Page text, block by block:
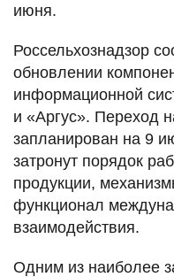
июня.
Россельхознадзор
обновлении
информационной
и «Аргус». Переход
запланирован на 9
затронут порядок
продукции,
функционал
взаимодействия.
Одним из наиболее